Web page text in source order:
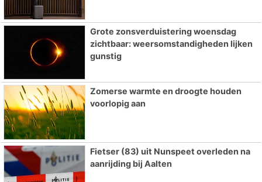
Grote zonsverduistering woensdag
zichtbaar: weersomstandigheden lijken
gunstig
Zomerse warmte en droogte houden
voorlopig aan
Fietser (83) uit Nunspeet overleden na
aanrijding bij Aalten